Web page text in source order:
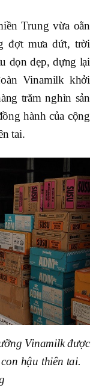
Trung vừa oằn
đợt mưa dứt, trời
dọn dẹp, dựng lại
Vinamilk khởi
trăm nghìn sản
hành của cộng
tai.
Vinamilk được
hậu thiên tai.